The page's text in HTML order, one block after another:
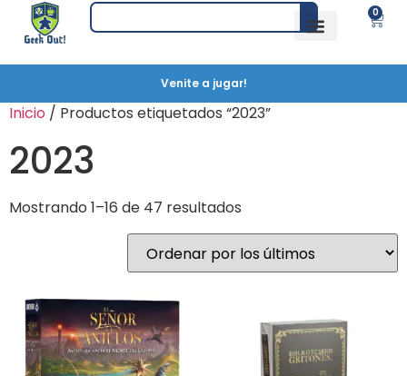
0
Venite a jugar!
Inicio / Productos etiquetados “2023”
2023
Mostrando 1–16 de 47 resultados